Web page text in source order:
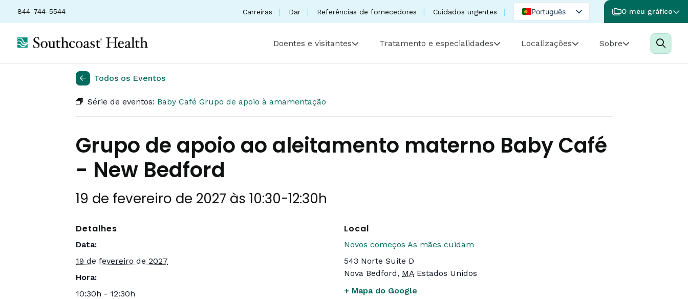
844-744-5544 Carreiras Dar Referências de fornecedores Cuidados urgentes
Português
Spanish
O meu gráfico
Doentes e visitantes Tratamento e especialidades Localizações Sobre
Todos os Eventos
Série de eventos: Baby Café Grupo de apoio à amamentação
Grupo de apoio ao aleitamento materno Baby Café
- New Bedford
19 de fevereiro de 2027 às 10:30-12:30h
Detalhes
Data:
19 de fevereiro de 2027
Hora:
10:30h - 12:30h
Local
Novos começos As mães cuidam
543 Norte Suite D
Nova Bedford, MA Estados Unidos
+ Mapa do Google